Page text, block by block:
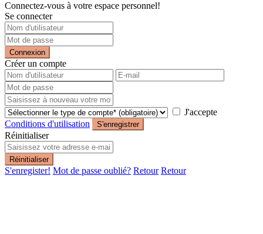
Connectez-vous à votre espace personnel!
Se connecter
Connexion
Créer un compte
J'accepte
Conditions d'utilisation
S'enregistrer
Réinitialiser
Réinitialiser
S'enregister! Mot de passe oublié? Retour Retour